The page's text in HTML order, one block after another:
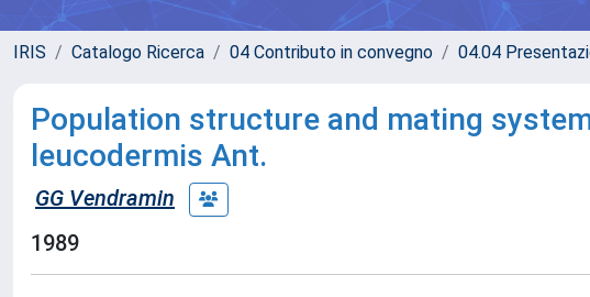
IRIS Catalogo Ricerca 04 Contributo in convegno 04.04
Population structure and mating
leucodermis Ant.
GG Vendramin
1989